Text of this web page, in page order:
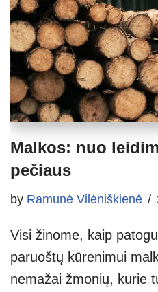
Malkos: nuo
pečiaus
by Ramunė Vilėniškienė
Visi žinome, kaip
paruoštų kūrenimui
nemažai žmonių, kurie